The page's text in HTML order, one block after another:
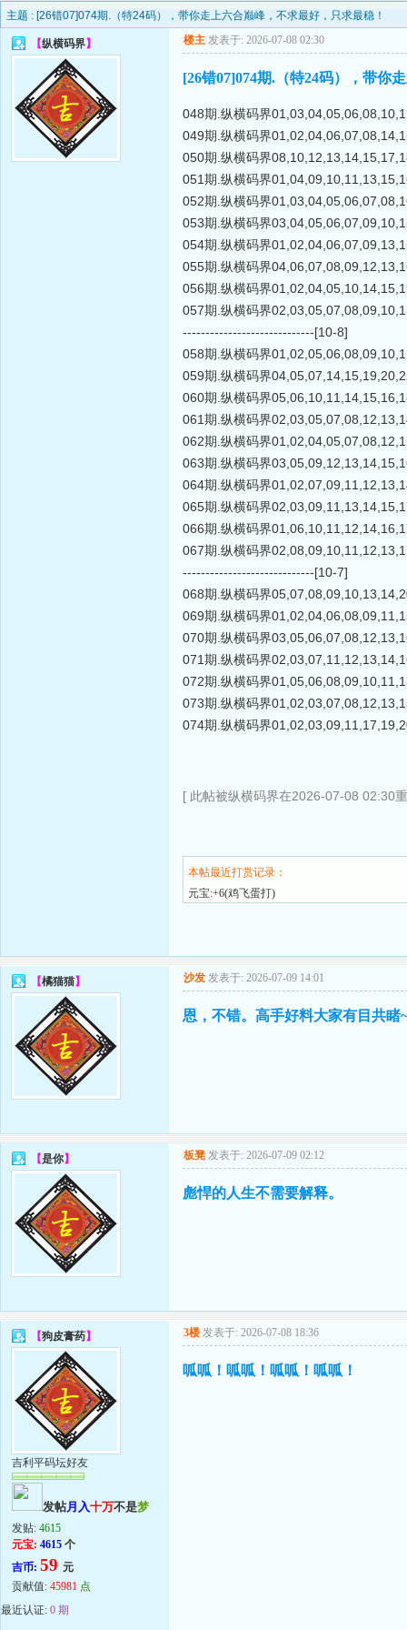
主题 : [26错07]074期.（特24码），带你走上六合巅峰，不求最好，只求最稳！
【纵横码界】 楼主 发表于: 2026-07-08 02:30
[26错07]074期.（特24码），带你
048期.纵横码界
049期.纵横码界
050期.纵横码界
051期.纵横码界
052期.纵横码界
053期.纵横码界
054期.纵横码界
055期.纵横码界
056期.纵横码界
057期.纵横码界
-----------------------------[10-8]
058期.纵横码界
059期.纵横码界
060期.纵横码界
061期.纵横码界
062期.纵横码界
063期.纵横码界
064期.纵横码界
065期.纵横码界
066期.纵横码界
067期.纵横码界
-----------------------------[10-7]
068期.纵横码界
069期.纵横码界
070期.纵横码界
071期.纵横码界
072期.纵横码界
073期.纵横码界
074期.纵横码界
[ 此帖被纵横码界在2026-07-08 02:30
本帖最近打赏记录：
元宝:+6(鸡飞蛋打)
【橘猫猫】 沙发 发表于: 2026-07-09 14:01
恩，不错。高手好料大家有目共睹
【是你】 板凳 发表于: 2026-07-09 02:12
彪悍的人生不需要解释。
【狗皮膏药】
吉利平码坛好友
发帖月入十万不是梦
发贴: 4615
元宝: 4615 个
吉币: 59 元
贡献值: 45981 点
最近认证: 0 期
3楼 发表于: 2026-07-08 18:36
呱呱！呱呱！呱呱！呱呱！